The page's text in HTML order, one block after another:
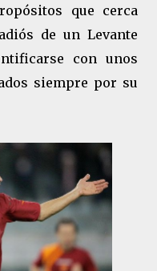
que cerca
de un Levante
con unos
siempre por su